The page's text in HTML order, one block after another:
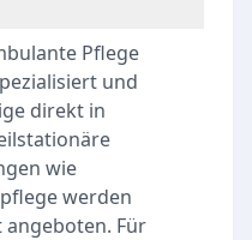
Pflege
und
direkt in
wie
werden
Für